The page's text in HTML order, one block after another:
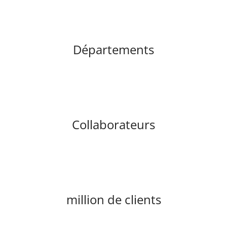
Départements
Collaborateurs
million de clients